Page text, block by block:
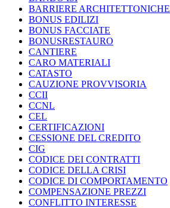
BARRIERE ARCHITETTONICHE
BONUS EDILIZI
BONUS FACCIATE
BONUSRESTAURO
CANTIERE
CARO MATERIALI
CATASTO
CAUZIONE PROVVISORIA
CCII
CCNL
CEL
CERTIFICAZIONI
CESSIONE DEL CREDITO
CIG
CODICE DEI CONTRATTI
CODICE DELLA CRISI
CODICE DI COMPORTAMENTO
COMPENSAZIONE PREZZI
CONFLITTO INTERESSE